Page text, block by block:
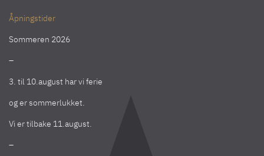
Åpningstider
Sommeren 2026
–
3. til 10.august har vi ferie
og er sommerlukket.
Vi er tilbake 11.august.
–